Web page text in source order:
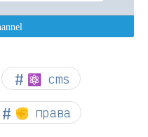
⚛ cms
✊ права